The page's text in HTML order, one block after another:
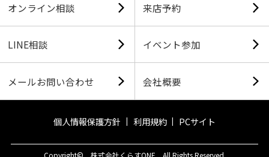
オンライン相談 来店予約
LINE相談 イベント参加
メールお問い合わせ 会社概要
個人情報保護方針 利用規約 PCサイト